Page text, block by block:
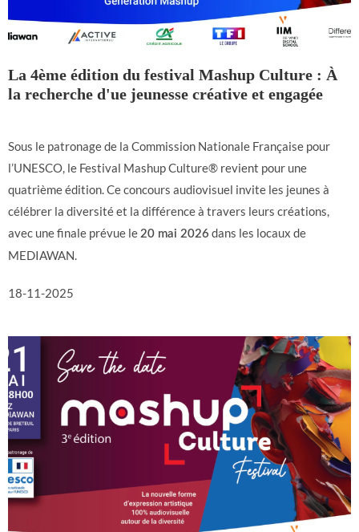
La 4ème édition du festival Mashup Culture : À
la recherche d'ue jeunesse créative et engagée
Sous le patronage de la Commission Nationale Française pour
l’UNESCO, le Festival Mashup Culture® revient pour une
quatrième édition. Ce concours audiovisuel invite les jeunes à
célébrer la diversité et la différence à travers leurs créations,
avec une finale prévue le 20 mai 2026 dans les locaux de
MEDIAWAN.
18-11-2025